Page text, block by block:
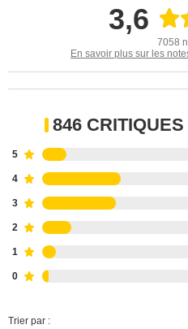
3,6
7058
En savoir plus sur les
846
5
4
3
2
1
0
Trier par :